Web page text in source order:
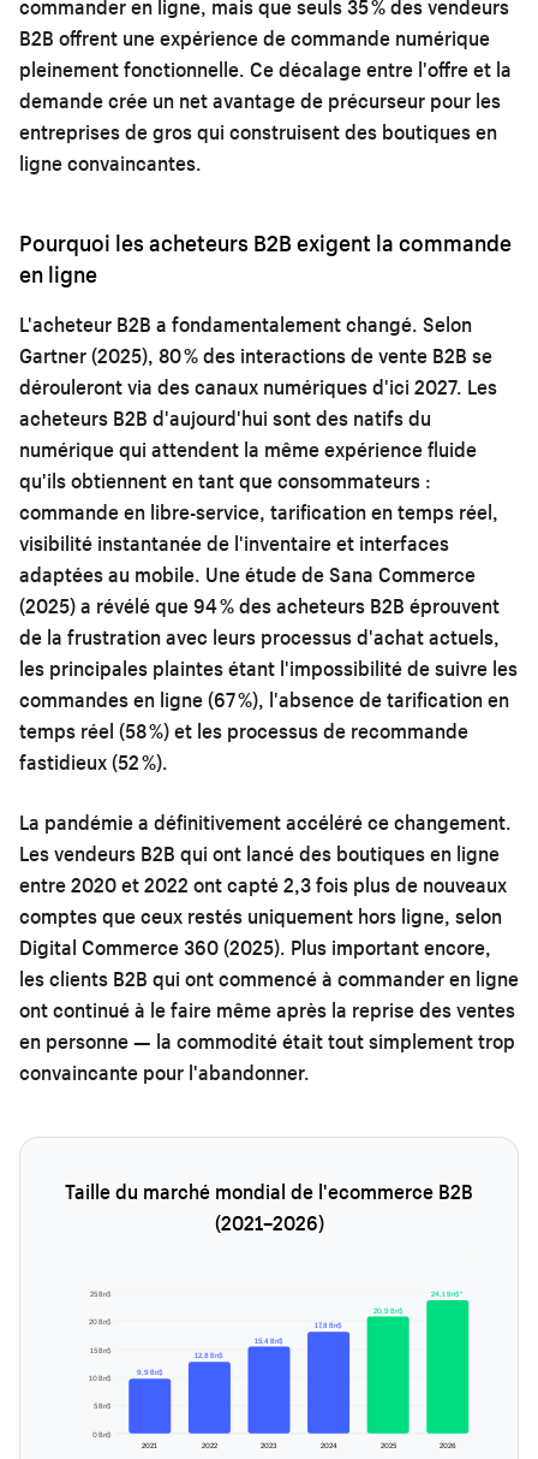
commander en ligne, mais que seuls 35 % des vendeurs
B2B offrent une expérience de commande numérique
pleinement fonctionnelle. Ce décalage entre l'offre et la
demande crée un net avantage de précurseur pour les
entreprises de gros qui construisent des boutiques en
ligne convaincantes.
Pourquoi les acheteurs B2B exigent la commande
en ligne
L'acheteur B2B a fondamentalement changé. Selon
Gartner (2025), 80 % des interactions de vente B2B se
dérouleront via des canaux numériques d'ici 2027. Les
acheteurs B2B d'aujourd'hui sont des natifs du
numérique qui attendent la même expérience fluide
qu'ils obtiennent en tant que consommateurs :
commande en libre-service, tarification en temps réel,
visibilité instantanée de l'inventaire et interfaces
adaptées au mobile. Une étude de Sana Commerce
(2025) a révélé que 94 % des acheteurs B2B éprouvent
de la frustration avec leurs processus d'achat actuels,
les principales plaintes étant l'impossibilité de suivre les
commandes en ligne (67 %), l'absence de tarification en
temps réel (58 %) et les processus de recommande
fastidieux (52 %).
La pandémie a définitivement accéléré ce changement.
Les vendeurs B2B qui ont lancé des boutiques en ligne
entre 2020 et 2022 ont capté 2,3 fois plus de nouveaux
comptes que ceux restés uniquement hors ligne, selon
Digital Commerce 360 (2025). Plus important encore,
les clients B2B qui ont commencé à commander en ligne
ont continué à le faire même après la reprise des ventes
en personne — la commodité était tout simplement trop
convaincante pour l'abandonner.
Taille du marché mondial de l'ecommerce B2B
(2021–2026)
0 Bn$
5 Bn$
10 Bn$
15 Bn$
20 Bn$
25 Bn$
9,9 Bn$
2021
12,8 Bn$
2022
15,4 Bn$
2023
17,8 Bn$
2024
20,9 Bn$
2025
24,1 Bn$*
2026